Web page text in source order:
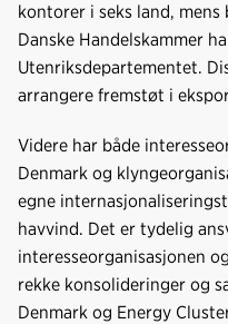
kontorer i seks land,
Danske Handelskammer
Utenriksdepartementet.
arrangere fremstøt i
Videre har både
Denmark og
egne
havvind. Det er tydelig
interesseorganisasjonen
rekke konsolideringer og
Denmark og Energy